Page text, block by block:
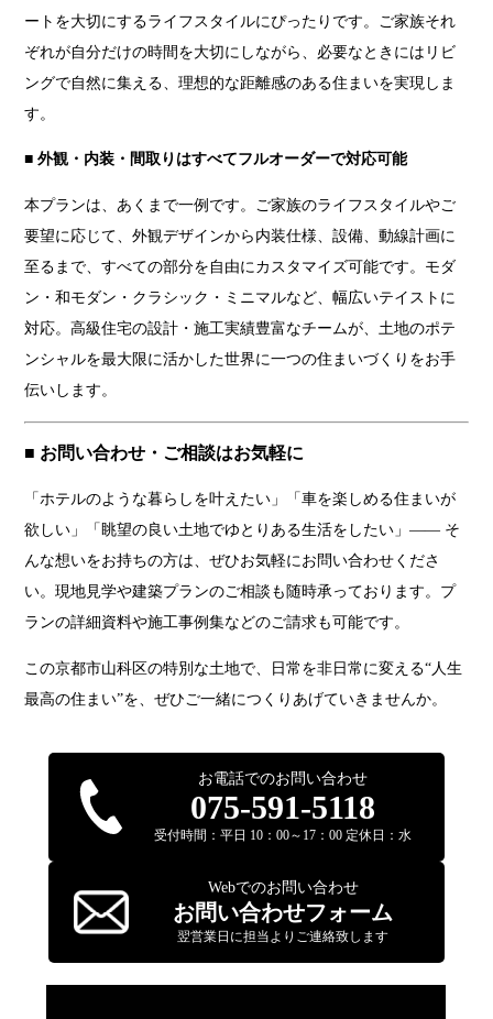
ートを大切にするライフスタイルにぴったりです。ご家族それ
ぞれが自分だけの時間を大切にしながら、必要なときにはリビ
ングで自然に集える、理想的な距離感のある住まいを実現しま
す。
■ 外観・内装・間取りはすべてフルオーダーで対応可能
本プランは、あくまで一例です。ご家族のライフスタイルやご
要望に応じて、外観デザインから内装仕様、設備、動線計画に
至るまで、すべての部分を自由にカスタマイズ可能です。モダ
ン・和モダン・クラシック・ミニマルなど、幅広いテイストに
対応。高級住宅の設計・施工実績豊富なチームが、土地のポテ
ンシャルを最大限に活かした世界に一つの住まいづくりをお手
伝いします。
■ お問い合わせ・ご相談はお気軽に
「ホテルのような暮らしを叶えたい」「車を楽しめる住まいが
欲しい」「眺望の良い土地でゆとりある生活をしたい」—— そ
んな想いをお持ちの方は、ぜひお気軽にお問い合わせくださ
い。現地見学や建築プランのご相談も随時承っております。プ
ランの詳細資料や施工事例集などのご請求も可能です。
この京都市山科区の特別な土地で、日常を非日常に変える“人生
最高の住まい”を、ぜひご一緒につくりあげていきませんか。
お電話でのお問い合わせ
075-591-5118
受付時間：平日 10：00～17：00 定休日：水
Webでのお問い合わせ
お問い合わせフォーム
翌営業日に担当よりご連絡致します